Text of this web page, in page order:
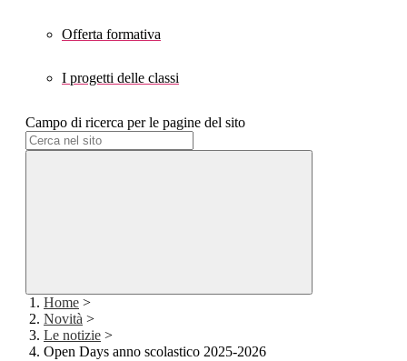
Offerta formativa
I progetti delle classi
Campo di ricerca per le pagine del sito
Home >
Novità >
Le notizie >
Open Days anno scolastico 2025-2026